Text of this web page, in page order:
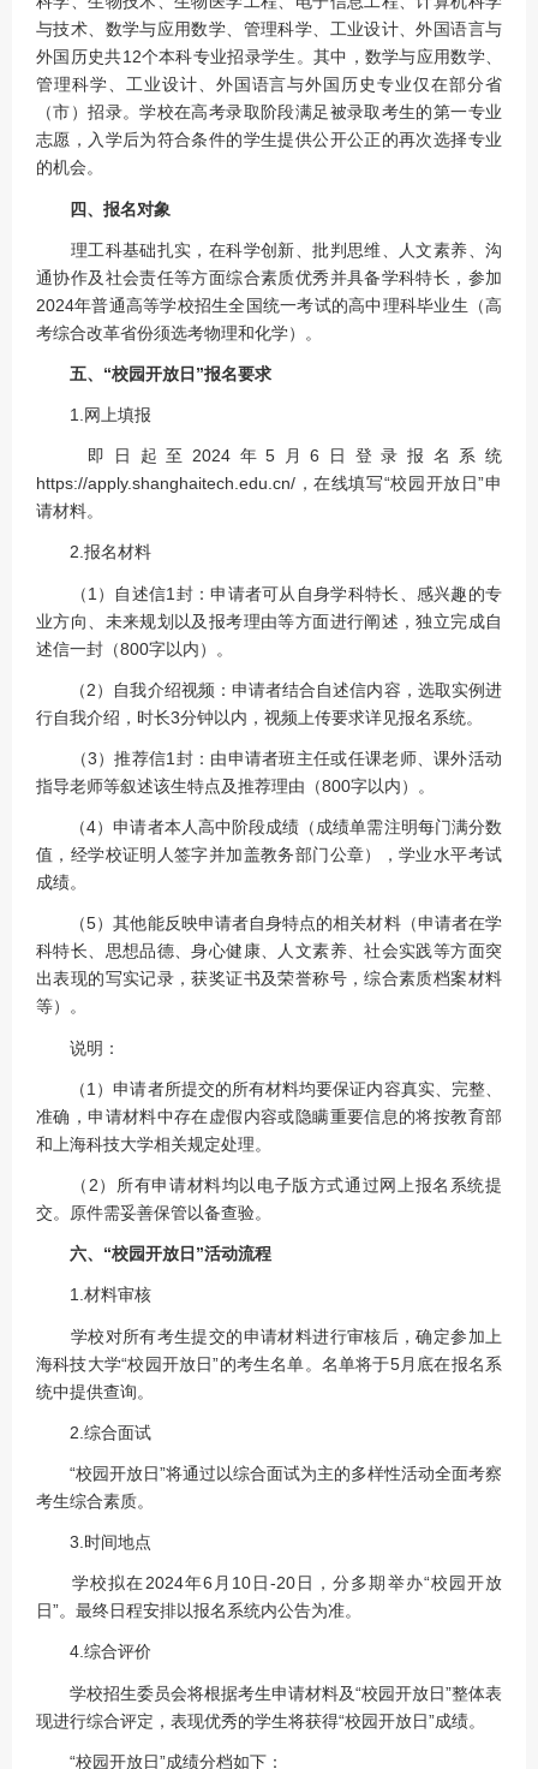
与技术、数学与应用数学、管理科学、工业设计、外国语言与
外国历史共12个本科专业招录学生。其中，数学与应用数学、
管理科学、工业设计、外国语言与外国历史专业仅在部分省
（市）招录。学校在高考录取阶段满足被录取考生的第一专业
志愿，入学后为符合条件的学生提供公开公正的再次选择专业
的机会。
四、报名对象
理工科基础扎实，在科学创新、批判思维、人文素养、沟
通协作及社会责任等方面综合素质优秀并具备学科特长，参加
2024年普通高等学校招生全国统一考试的高中理科毕业生（高
考综合改革省份须选考物理和化学）。
五、“校园开放日”报名要求
1.网上填报
即日起至2024年5月6日登录报名系统
https://apply.shanghaitech.edu.cn/，在线填写“校园开放日”申
请材料。
2.报名材料
（1）自述信1封：申请者可从自身学科特长、感兴趣的专
业方向、未来规划以及报考理由等方面进行阐述，独立完成自
述信一封（800字以内）。
（2）自我介绍视频：申请者结合自述信内容，选取实例进
行自我介绍，时长3分钟以内，视频上传要求详见报名系统。
（3）推荐信1封：由申请者班主任或任课老师、课外活动
指导老师等叙述该生特点及推荐理由（800字以内）。
（4）申请者本人高中阶段成绩（成绩单需注明每门满分数
值，经学校证明人签字并加盖教务部门公章），学业水平考试
成绩。
（5）其他能反映申请者自身特点的相关材料（申请者在学
科特长、思想品德、身心健康、人文素养、社会实践等方面突
出表现的写实记录，获奖证书及荣誉称号，综合素质档案材料
等）。
说明：
（1）申请者所提交的所有材料均要保证内容真实、完整、
准确，申请材料中存在虚假内容或隐瞒重要信息的将按教育部
和上海科技大学相关规定处理。
（2）所有申请材料均以电子版方式通过网上报名系统提
交。原件需妥善保管以备查验。
六、“校园开放日”活动流程
1.材料审核
学校对所有考生提交的申请材料进行审核后，确定参加上
海科技大学“校园开放日”的考生名单。名单将于5月底在报名系
统中提供查询。
2.综合面试
“校园开放日”将通过以综合面试为主的多样性活动全面考察
考生综合素质。
3.时间地点
学校拟在2024年6月10日-20日，分多期举办“校园开放
日”。最终日程安排以报名系统内公告为准。
4.综合评价
学校招生委员会将根据考生申请材料及“校园开放日”整体表
现进行综合评定，表现优秀的学生将获得“校园开放日”成绩。
“校园开放日”成绩分档如下：